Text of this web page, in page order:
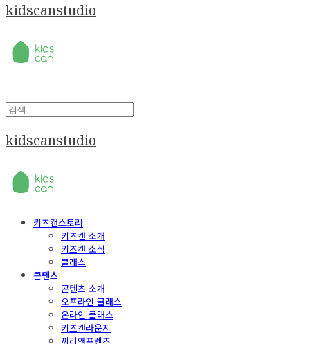
kidscanstudio
kidscanstudio
키즈캔스토리
키즈캔 소개
키즈캔 소식
클래스
콘텐츠
콘텐츠 소개
오프라인 클래스
온라인 클래스
키즈캔라운지
끼리앤프렌즈